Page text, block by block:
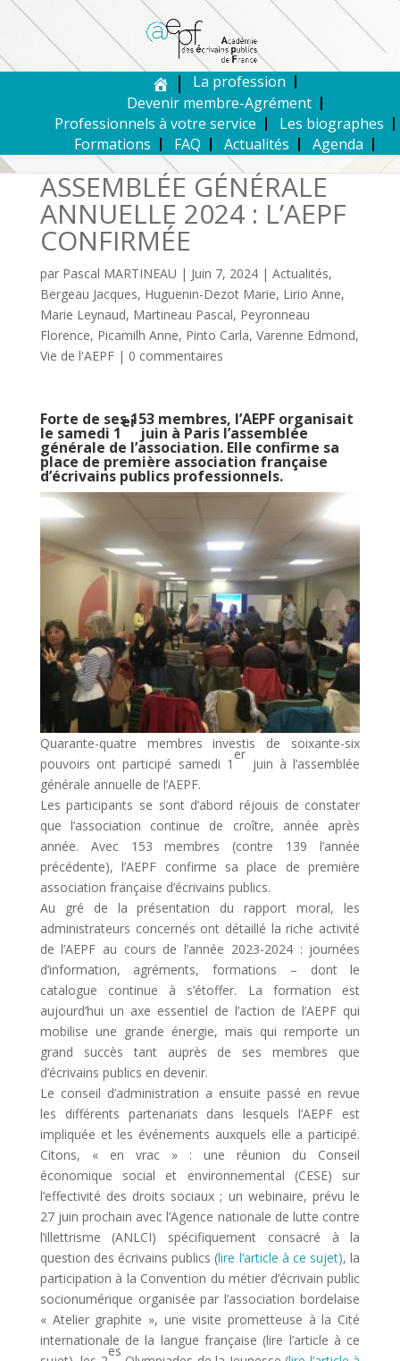
La profession
Devenir membre-Agrément
Professionnels à votre service
Les biographes
Formations
FAQ Actualités Agenda
ASSEMBLÉE GÉNÉRALE
ANNUELLE 2024 : L’AEPF
CONFIRMÉE
par Pascal MARTINEAU | Juin 7, 2024| Actualités,
Bergeau Jacques, Huguenin-Dezot Marie, Lirio Anne,
Marie Leynaud, Martineau Pascal, Peyronneau
Florence, Picamilh Anne, Pinto Carla, Varenne Edmond,
Vie de l'AEPF| 0 commentaires
Forte de ses 153 membres, l’AEPF organisait
le samedi 1
er
juin à Paris l’assemblée
générale de l’association. Elle confirme sa
place de première association française
d’écrivains publics professionnels.
Quarante-quatre membres investis de soixante-six
pouvoirs ont participé samedi 1
er
juin à l’assemblée
générale annuelle de l’AEPF.
Les participants se sont d’abord réjouis de constater
que l’association continue de croître, année après
année. Avec 153 membres (contre 139 l’année
précédente), l’AEPF confirme sa place de première
association française d’écrivains publics.
Au gré de la présentation du rapport moral, les
administrateurs concernés ont détaillé la riche activité
de l’AEPF au cours de l’année 2023-2024 : journées
d’information, agréments, formations – dont le
catalogue continue à s’étoffer. La formation est
aujourd’hui un axe essentiel de l’action de l’AEPF qui
mobilise une grande énergie, mais qui remporte un
grand succès tant auprès de ses membres que
d’écrivains publics en devenir.
Le conseil d’administration a ensuite passé en revue
les différents partenariats dans lesquels l’AEPF est
impliquée et les événements auxquels elle a participé.
Citons, « en vrac » : une réunion du Conseil
économique social et environnemental (CESE) sur
l’effectivité des droits sociaux ; un webinaire, prévu le
27 juin prochain avec l’Agence nationale de lutte contre
l’illettrisme (ANLCI) spécifiquement consacré à la
question des écrivains publics (lire l’article à ce sujet), la
participation à la Convention du métier d’écrivain public
socionumérique organisée par l’association bordelaise
« Atelier graphite », une visite prometteuse à la Cité
internationale de la langue française (lire l’article à ce
es